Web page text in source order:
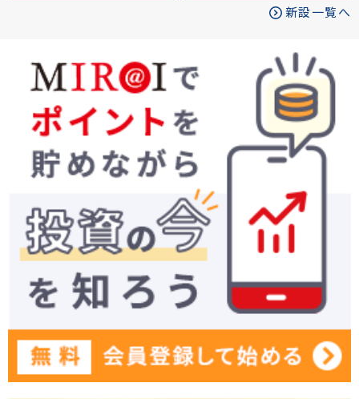
新設一覧へ